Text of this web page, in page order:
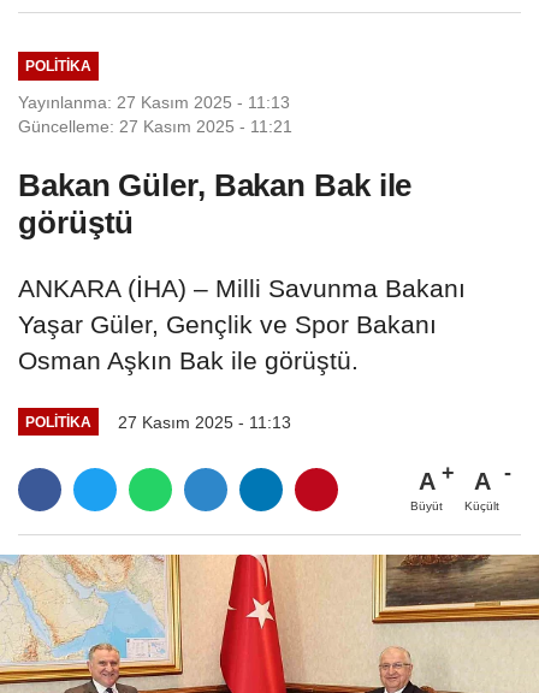
POLITIKA
Yayınlanma: 27 Kasım 2025 - 11:13
Güncelleme: 27 Kasım 2025 - 11:21
Bakan Güler, Bakan Bak ile
görüştü
ANKARA (İHA) – Milli Savunma Bakanı
Yaşar Güler, Gençlik ve Spor Bakanı
Osman Aşkın Bak ile görüştü.
POLITIKA 27 Kasım 2025 - 11:13
A
Büyüt
A
Küçült